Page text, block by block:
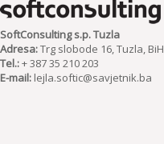
SoftConsulting s.p. Tuzla
Adresa:Trg slobode 16, Tuzla, BiH
Tel.:+ 387 35 210 203
E-mail: lejla.softic@savjetnik.ba